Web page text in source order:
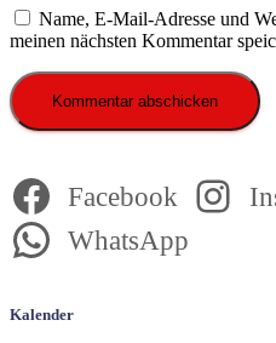
Name, E-Mail-Adresse und
meinen nächsten Kommentar
Facebook
WhatsApp
Kalender